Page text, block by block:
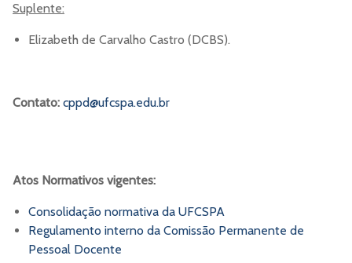
Suplente:
Elizabeth de Carvalho Castro (DCBS).
Contato: cppd@ufcspa.edu.br
Atos Normativos vigentes:
Consolidação normativa da UFCSPA
Regulamento interno da Comissão Permanente de
Pessoal Docente